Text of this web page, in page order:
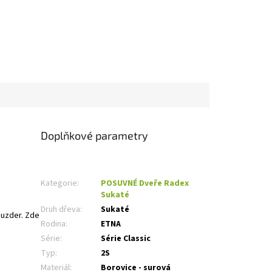
Zde
Doplňkové parametry
Kategorie:
POSUVNÉ Dveře Radex
Sukaté
Druh dřeva:
Sukaté
Rodina:
ETNA
Série:
Série Classic
Typ:
2S
Materiál: Borovice - surová